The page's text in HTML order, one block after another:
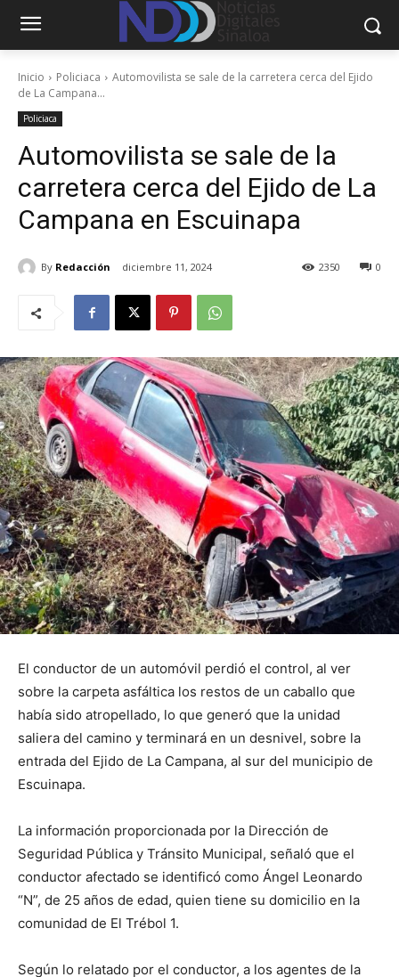
Inicio Policiaca
Automovilista se sale de la carretera cerca del Ejido
de La Campana...
Policiaca
Automovilista se sale de la
carretera cerca del Ejido de La
Campana en Escuinapa
By Redacción diciembre 11, 2024 0
2350
El conductor de un automóvil perdió el control, al ver
sobre la carpeta asfáltica los restos de un caballo que
había sido atropellado, lo que generó que la unidad
saliera del camino y terminará en un desnivel, sobre la
entrada del Ejido de La Campana, al sur del municipio de
Escuinapa.
La información proporcionada por la Dirección de
Seguridad Pública y Tránsito Municipal, señaló que el
conductor afectado se identificó como Ángel Leonardo
“N”, de 25 años de edad, quien tiene su domicilio en la
comunidad de El Trébol 1.
Según lo relatado por el conductor, a los agentes de la